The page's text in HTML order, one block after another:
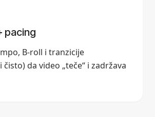
pacing
B-roll i tranzicije
da video „teče“ i zadržava